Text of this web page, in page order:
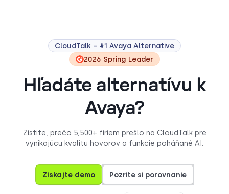
CloudTalk – #1 Avaya Alternative
2026 Spring Leader
Hľadáte alternatívu k
Avaya?
Zistite, prečo 5,500+ firiem prešlo na CloudTalk pre
vynikajúcu kvalitu hovorov a funkcie poháňané AI.
Získajte demo Pozrite si porovnanie